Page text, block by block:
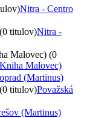
Nitra - Centro
titulov)Nitra -
Malovec) (0
Malovec)
(Martinus)
titulov)Považská
(Martinus)